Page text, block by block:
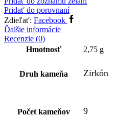
Pridať do porovnaní
Zdieľať: Facebook
Ďalšie informácie
Recenzie (0)
Hmotnosť
2,75 g
Druh kameňa Zirkón
Počet kameňov 9